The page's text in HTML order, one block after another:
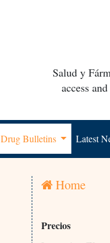
Salud y
access
Drug Bulletins Latest
Home
Precios